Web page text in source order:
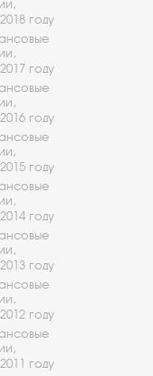
году
году
году
году
году
году
году
году